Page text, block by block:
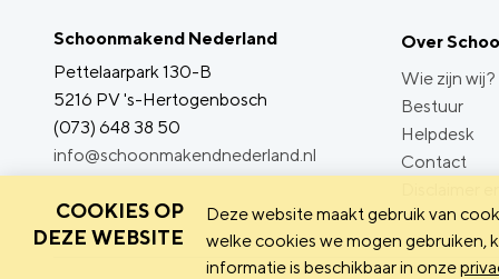
Schoonmakend Nederland
Pettelaarpark 130-B
5216 PV 's-Hertogenbosch
(073) 648 38 50
info@schoonmakendnederland.nl
Over
Wie zijn wij?
Bestuur
Helpdesk
Contact
COOKIES OP
DEZE WEBSITE
Deze website maakt gebruik van
welke cookies we mogen gebruiken,
informatie is beschikbaar in onze